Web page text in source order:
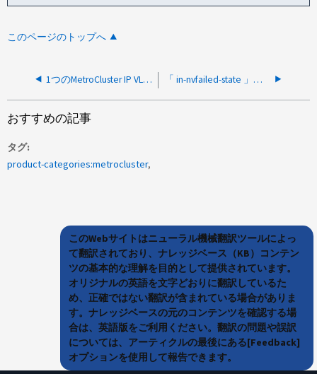
このページのトップへ
1つのMetroCluster IP VLANでiSCSIセッションが停止します 「 in-nvfailed-state 」が、 MetroCluster IP 内の MDV ボリュームに関する警告をクリアしました
おすすめの記事
タグ
product-categories:metrocluster
このWebサイトはニューラル機械翻訳ツールによっ
て翻訳されており、ナレッジベース（KB）コンテン
ツの基本的な理解を目的として提供されています。
オリジナルの英語を文字どおりに翻訳しているた
め、正確ではない翻訳が含まれている場合がありま
す。ナレッジベースの元のコンテンツを確認する場
合は、英語版をご利用ください。翻訳の問題や誤訳
については、アーティクルの最後にある[Feedback]
オプションを使用して報告できます。